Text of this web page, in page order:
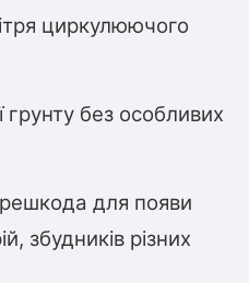
циркулюючого
грунту без особливих
для появи
збудників різних